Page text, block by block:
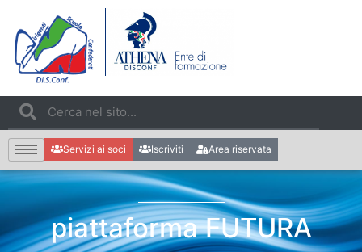
Servizi ai soci Iscriviti Area riservata
piattaforma FUTURA